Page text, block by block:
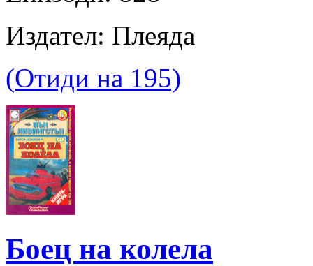
Издател: Плеяда
(Отиди на 195)
Боец на колела